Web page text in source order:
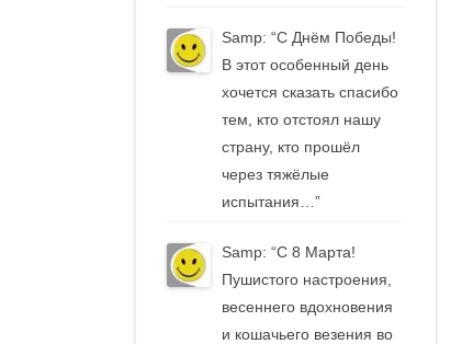
Samp: “С Днём Победы!
В этот особенный день
хочется сказать спасибо
тем, кто отстоял нашу
страну, кто прошёл
через тяжёлые
испытания… ”
Samp: “С 8 Марта!
Пушистого настроения,
весеннего вдохновения
и кошачьего везения во